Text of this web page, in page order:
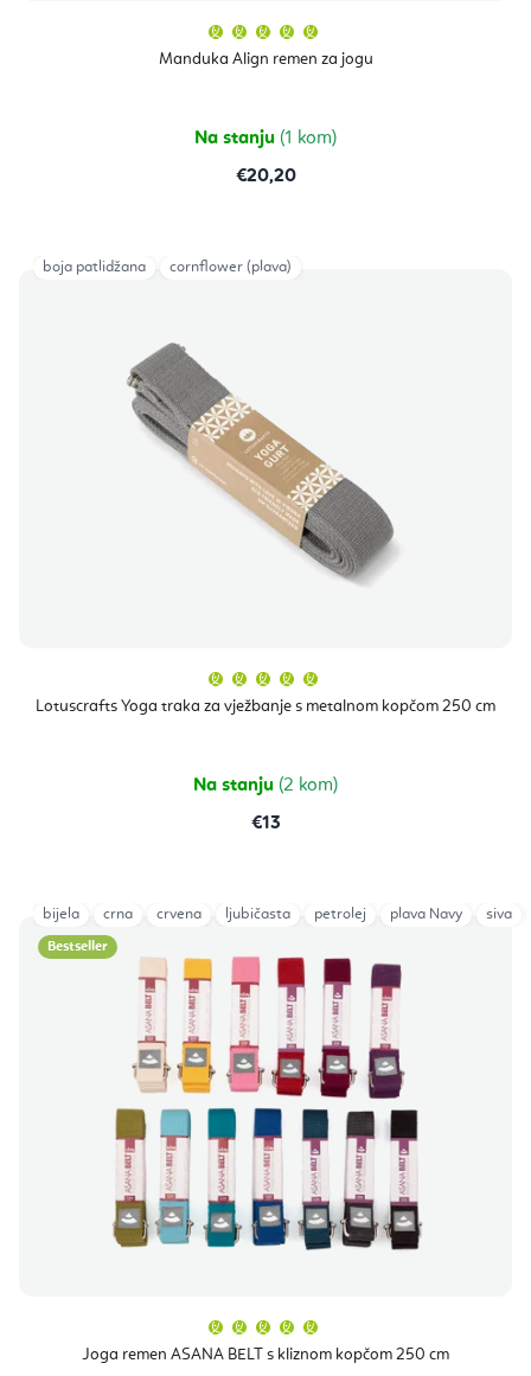
Manduka Align remen za jogu
proizvoda
je
zvjezdica.
Na stanju (1 kom)
€20,20
Lotuscrafts Yoga traka za vježbanje s metalnom kopčom 250 cm
proizvoda
je
zvjezdica.
Na stanju (2 kom)
€13
boja patlidžana cornflower (plava)
Bestseller
Joga remen ASANA BELT s kliznom kopčom 250 cm
proizvoda
je
bijela crna crvena ljubičasta petrolej plava Navy siva